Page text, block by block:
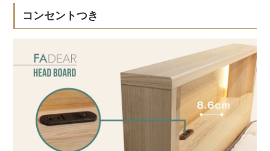
コンセントつき